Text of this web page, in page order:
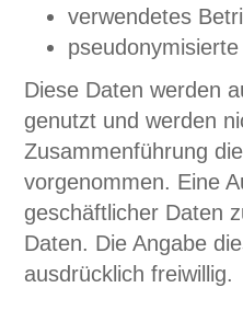
verwendetes
Diese Daten werden
genutzt und werden
Zusammenführung
vorgenommen. Eine
geschäftlicher Daten
Daten. Die Angabe
ausdrücklich freiwillig.